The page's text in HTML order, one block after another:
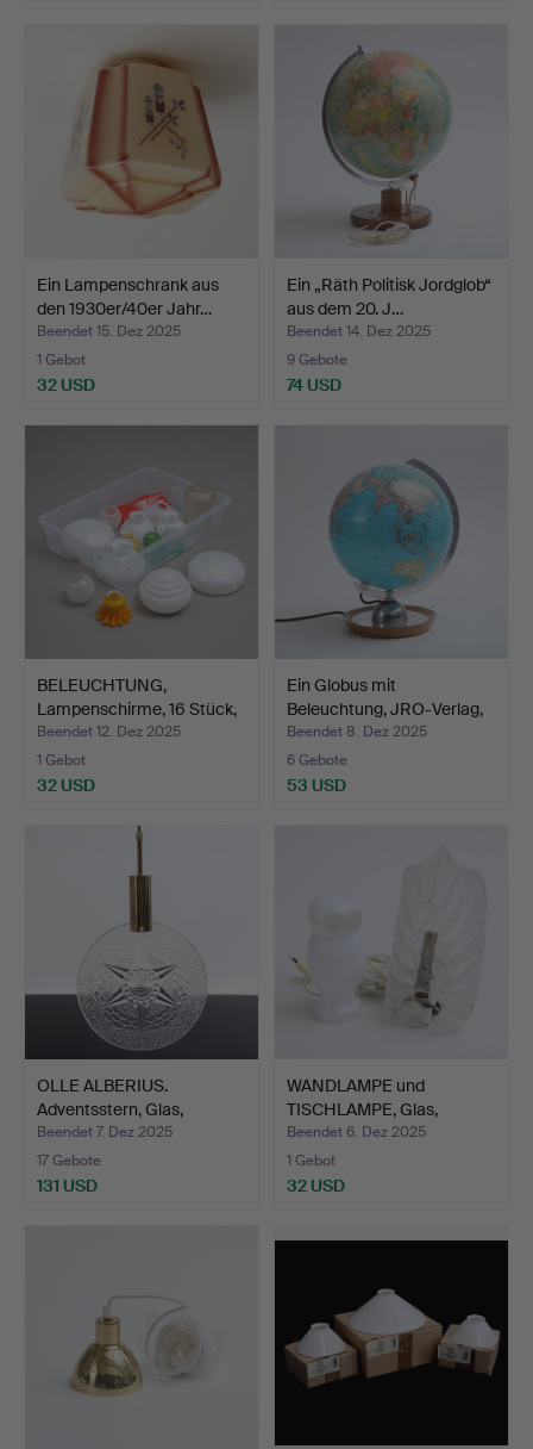
Ein Lampenschrank aus
den 1930er/40er Jahr…
Beendet 15. Dez 2025
1 Gebot
32 USD
Ein „Räth Politisk Jordglob“
aus dem 20. J…
Beendet 14. Dez 2025
9 Gebote
74 USD
BELEUCHTUNG,
Lampenschirme, 16 Stück,
gemi…
Beendet 12. Dez 2025
1 Gebot
32 USD
Ein Globus mit
Beleuchtung, JRO-Verlag,
Mü…
Beendet 8. Dez 2025
6 Gebote
53 USD
OLLE ALBERIUS.
Adventsstern, Glas,
Orrefor…
Beendet 7. Dez 2025
17 Gebote
131 USD
WANDLAMPE und
TISCHLAMPE, Glas,
GIS/Skruf.
Beendet 6. Dez 2025
1 Gebot
32 USD